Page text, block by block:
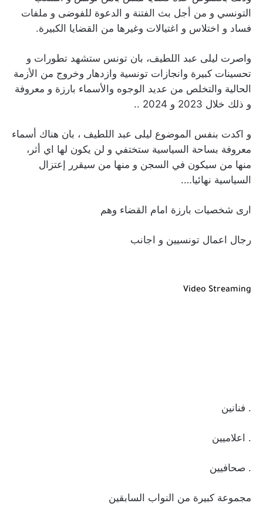
التونسي و من أجل بث الفتنة و الدعوة للفوضى و ملفات
فساد و اختلاس و اغتيالات وغيرها من القضايا الكبيرة.
واصرت ليلى عبد اللطيف، بان تونس ستشهد تطورات و
تحسينات كبيرة وانجازات تونسية وازدهار وخروج من الأزمة
الحالية والتخلص من عديد الوجوه والأسماء بارزة و معروفة
و ذلك خلال 2023 و 2024 ..
و اكدت بنفس الموضوع ليلى عبد اللطيف ، بان هناك أسماء
معروفة بساحة السياسية ستختفي و لن يكون لها اي أثر،
منها من سيكون في السجن و منها من سيقرر إعتزال
السياسية نهائيا….
ارى شخصيات بارزة امام القضاء وهم
رجال اعمال تونسيين و اجانب
Video Streaming
. فنانين
. اعلاميين
. صحافيين
مجموعة كبيرة من النواب السابقين